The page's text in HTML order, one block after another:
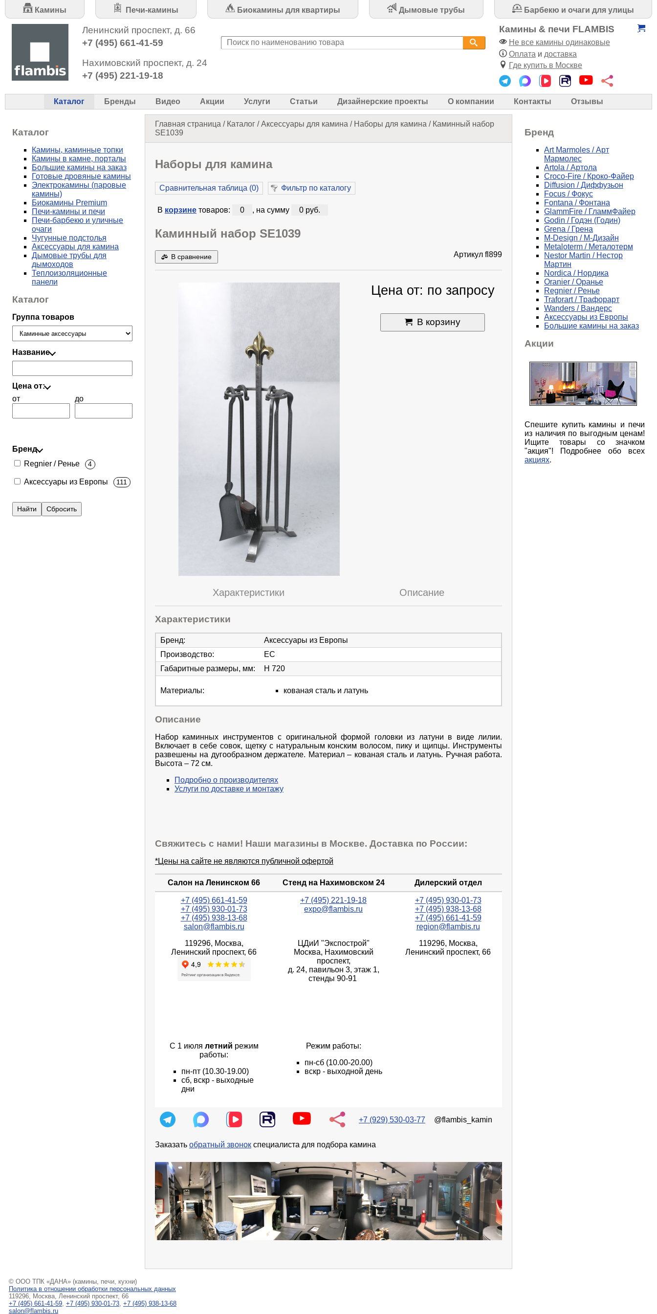
Камины Печи-камины Биокамины для квартиры Дымовые трубы Барбекю и очаги для улицы
Ленинский проспект, д. 66
+7 (495) 661-41-59
Нахимовский проспект, д. 24
+7 (495) 221-19-18
Камины & печи FLAMBIS
Не все камины одинаковые
Оплата и доставка
Где купить в Москве
Каталог Бренды Видео Акции Услуги Статьи Дизайнерские проекты О компании Контакты Отзывы
Главная страница / Каталог /Аксессуары для камина / Наборы для камина / Каминный набор
SE1039
Наборы для камина
Сравнительная таблица (0) Фильтр по каталогу
В корзинетоваров: 0 , на сумму 0 руб.
Каминный набор SE1039
В сравнение Артикул fl899
Цена от: по запросу
В корзину
Характеристики Описание
Характеристики
Бренд:
Аксессуары из Европы
Производство:
ЕС
Габаритные размеры, мм: H 720
Материалы: кованая сталь и латунь
Описание
Набор каминных инструментов с оригинальной формой головки из латуни в виде лилии.
Включает в себе совок, щетку с натуральным конским волосом, пику и щипцы. Инструменты
развешены на дугообразном держателе. Материал – кованая сталь и латунь. Ручная работа.
Высота – 72 см.
Подробно о производителях
Услуги по доставке и монтажу
Свяжитесь с нами! Наши магазины в Москве. Доставка по России:
*Цены на сайте не являются публичной офертой
Салон на Ленинском 66 Стенд на Нахимовском 24 Дилерский отдел
+7 (495) 661-41-59
+7 (495) 930-01-73
+7 (495) 938-13-68
salon@flambis.ru
+7 (495) 221-19-18
expo@flambis.ru
+7 (495) 930-01-73
+7 (495) 938-13-68
+7 (495) 661-41-59
region@flambis.ru
119296, Москва,
Ленинский проспект, 66
ЦДиИ "Экспострой"
Москва, Нахимовский
проспект,
д. 24, павильон 3, этаж 1,
стенды 90-91
119296, Москва,
Ленинский проспект, 66
С 1 июля летний режим
работы:
пн-пт (10.30-19.00)
сб, вскр - выходные
дни
Режим работы:
пн-сб(10.00-20.00)
вскр - выходной день
+7 (929) 530-03-77 @flambis_kamin
Заказать обратный звонок специалиста для подбора камина
Каталог
Камины, каминные топки
Камины в камне, порталы
Большие камины на заказ
Готовые дровяные камины
Электрокамины (паровые
камины)
Биокамины Premium
Печи-камины и печи
Печи-барбекю и уличные
очаги
Чугунные подстолья
Аксессуары для камина
Дымовые трубы для
дымоходов
Теплоизоляционные
панели
Каталог
Группа товаров
Название
Цена от:
от
до
Бренд
Regnier / Ренье
4
Аксессуары из Европы 111
Бренд
Art Marmoles / Арт
Мармолес
Artola / Артола
Croco-Fire / Кроко-Файер
Diffusion / Диффузьон
Focus / Фокус
Fontana / Фонтана
GlammFire / ГламмФайер
Godin / Годэн (Годин)
Grena / Грена
M-Design / М-Дизайн
Metaloterm / Металотерм
Nestor Martin / Нестор
Мартин
Nordica / Нордика
Oranier / Оранье
Regnier / Ренье
Traforart / Трафорарт
Wanders / Вандерс
Аксессуары из Европы
Большие камины на заказ
Акции
Спешите купить камины и печи
из наличия по выгодным ценам!
Ищите товары со значком
"акция"! Подробнее обо всех
акциях.
© ООО ТПК «ДАНА» (камины, печи, кухни)
Политика в отношении обработки персональных данных
119296, Москва, Ленинский проспект, 66
+7 (495) 661-41-59, +7 (495) 930-01-73, +7 (495) 938-13-68
salon@flambis.ru